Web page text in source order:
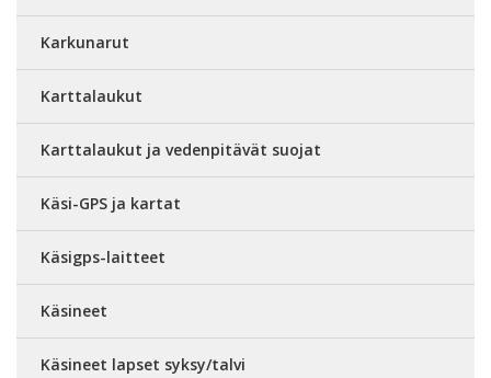
Karkunarut
Karttalaukut
Karttalaukut ja vedenpitävät suojat
Käsi-GPS ja kartat
Käsigps-laitteet
Käsineet
Käsineet lapset syksy/talvi